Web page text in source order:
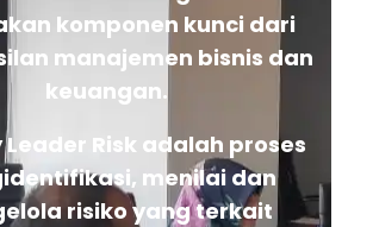
komponen kunci dari
manajemen bisnis dan
keuangan.
Risk adalah proses
menilai dan
risiko yang terkait